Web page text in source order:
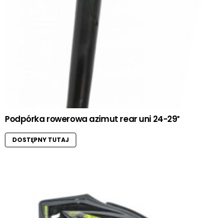
Podpórka rowerowa azimut rear uni 24-29″
DOSTĘPNY TUTAJ